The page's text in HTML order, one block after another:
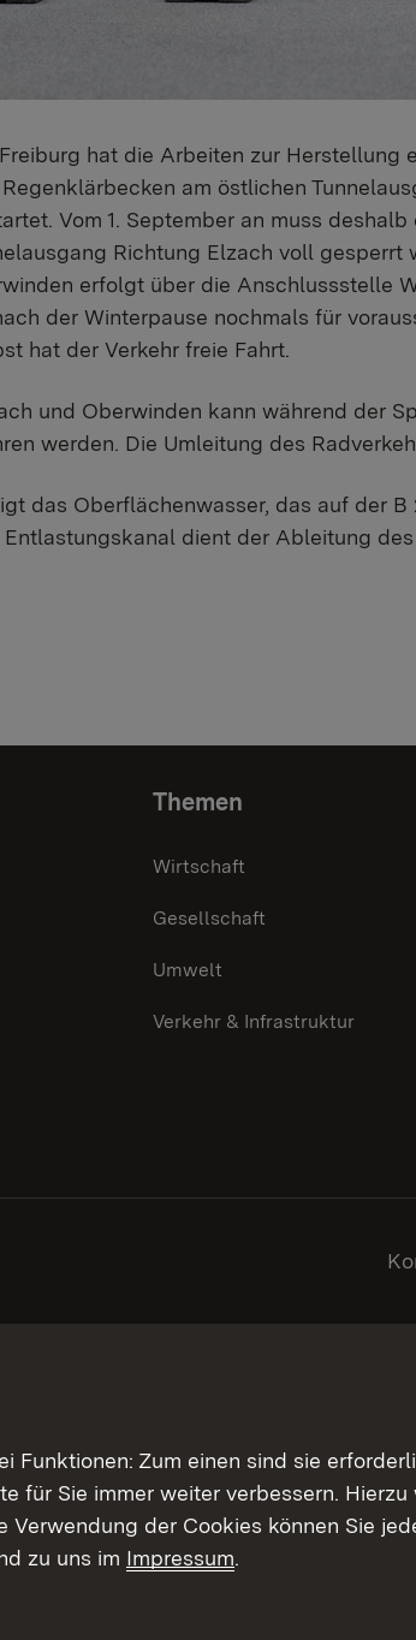
hat die Arbeiten zur Herstellung
am östlichen
Vom 1. September an muss
Richtung Elzach voll gesperrt
erfolgt über die Anschlussstelle
der Winterpause nochmals für
hat der Verkehr freie Fahrt.
und Oberwinden kann während der
werden. Die Umleitung des
das Oberflächenwasser, das auf der
dient der Ableitung
Themen
Wirtschaft
Gesellschaft
Umwelt
Verkehr & Infrastruktur
Funktionen: Zum einen sind sie
für Sie immer weiter verbessern.
der Cookies können Sie
zu uns im Impressum.